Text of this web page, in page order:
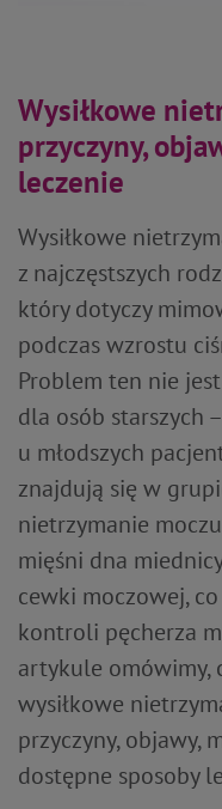
Wysiłkowe
przyczyny,
leczenie
Wysiłkowe
z najczęstszych
który dotyczy
podczas wzrostu
Problem ten nie
dla osób starszych
u młodszych
znajdują się w
nietrzymanie
mięśni dna
cewki moczowej,
kontroli pęcherza
artykule omówimy,
wysiłkowe
przyczyny, objawy,
dostępne sposoby